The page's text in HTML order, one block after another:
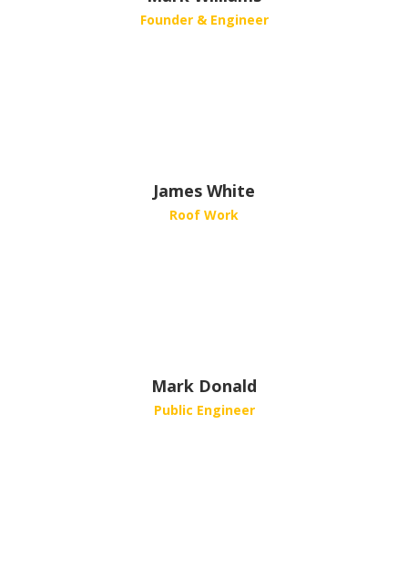
Founder & Engineer
James White
Roof Work
Mark Donald
Public Engineer